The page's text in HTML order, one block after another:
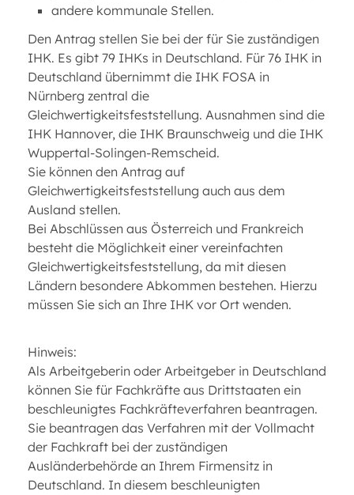
andere kommunale Stellen.
Den Antrag stellen Sie bei der für Sie zuständigen
IHK. Es gibt 79 IHKs in Deutschland. Für 76 IHK in
Deutschland übernimmt die IHK FOSA in
Nürnberg zentral die
Gleichwertigkeitsfeststellung. Ausnahmen sind die
IHK Hannover, die IHK Braunschweig und die IHK
Wuppertal-Solingen-Remscheid.
Sie können den Antrag auf
Gleichwertigkeitsfeststellung auch aus dem
Ausland stellen.
Bei Abschlüssen aus Österreich und Frankreich
besteht die Möglichkeit einer vereinfachten
Gleichwertigkeitsfeststellung, da mit diesen
Ländern besondere Abkommen bestehen. Hierzu
müssen Sie sich an Ihre IHK vor Ort wenden.
Hinweis:
Als Arbeitgeberin oder Arbeitgeber in Deutschland
können Sie für Fachkräfte aus Drittstaaten ein
beschleunigtes Fachkräfteverfahren beantragen.
Sie beantragen das Verfahren mit der Vollmacht
der Fachkraft bei der zuständigen
Ausländerbehörde an Ihrem Firmensitz in
Deutschland. In diesem beschleunigten